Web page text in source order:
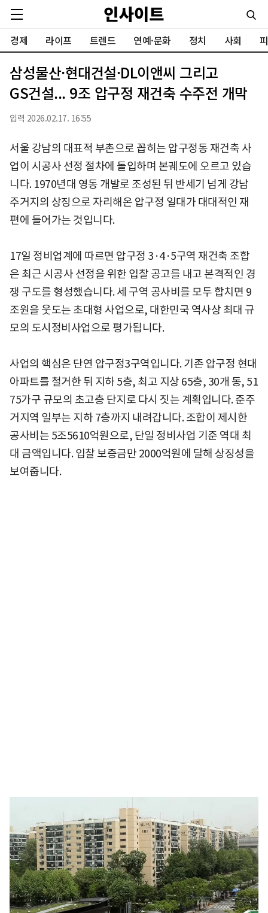
경제 라이프 트렌드 연예·문화 정치 사회
삼성물산·현대건설·DL이앤씨 그리고
GS건설... 9조 압구정 재건축 수주전 개막
입력 2026.02.17. 16:55
서울 강남의 대표적 부촌으로 꼽히는 압구정동 재건축 사
업이 시공사 선정 절차에 돌입하며 본궤도에 오르고 있습
니다. 1970년대 영동 개발로 조성된 뒤 반세기 넘게 강남
주거지의 상징으로 자리해온 압구정 일대가 대대적인 재
편에 들어가는 것입니다.
17일 정비업계에 따르면 압구정 3·4·5구역 재건축 조합
은 최근 시공사 선정을 위한 입찰 공고를 내고 본격적인 경
쟁 구도를 형성했습니다. 세 구역 공사비를 모두 합치면 9
조원을 웃도는 초대형 사업으로, 대한민국 역사상 최대 규
모의 도시정비사업으로 평가됩니다.
사업의 핵심은 단연 압구정3구역입니다. 기존 압구정 현대
아파트를 철거한 뒤 지하 5층, 최고 지상 65층, 30개 동, 51
75가구 규모의 초고층 단지로 다시 짓는 계획입니다. 준주
거지역 일부는 지하 7층까지 내려갑니다. 조합이 제시한
공사비는 5조5610억원으로, 단일 정비사업 기준 역대 최
대 금액입니다. 입찰 보증금만 2000억원에 달해 상징성을
보여줍니다.